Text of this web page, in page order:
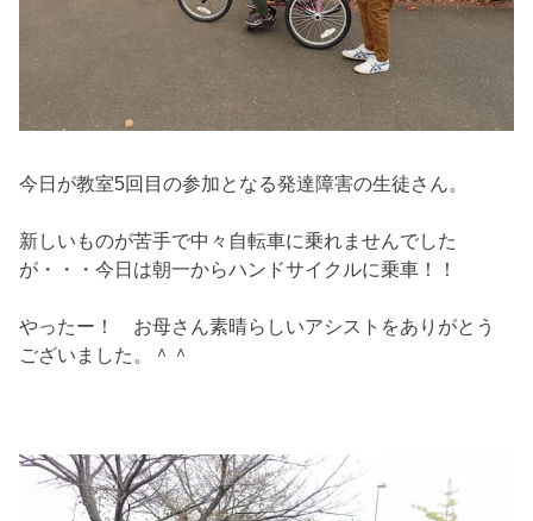
今日が教室5回目の参加となる発達障害の生徒さん。
新しいものが苦手で中々自転車に乗れませんでした
が・・・今日は朝一からハンドサイクルに乗車！！
やったー！ お母さん素晴らしいアシストをありがとう
ございました。＾＾